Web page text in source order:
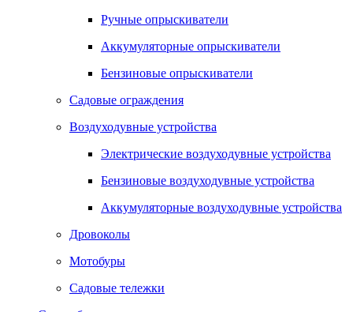
Ручные опрыскиватели
Аккумуляторные опрыскиватели
Бензиновые опрыскиватели
Садовые ограждения
Воздуходувные устройства
Электрические воздуходувные устройства
Бензиновые воздуходувные устройства
Аккумуляторные воздуходувные устройства
Дровоколы
Мотобуры
Садовые тележки